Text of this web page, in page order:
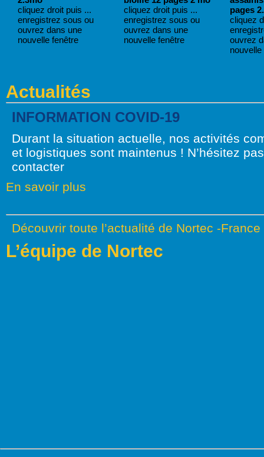
cliquez droit puis ...
enregistrez sous ou
ouvrez dans une
nouvelle fenêtre
cliquez droit puis ...
enregistrez sous ou
ouvrez dans une
nouvelle fenêtre
pages
cliquez
ouvrez
Actualités
INFORMATION COVID-19
Durant la situation actuelle, nos activités
et logistiques sont maintenus ! N’hésitez
contacter
En savoir plus
Découvrir toute l’actualité de Nortec -France
L’équipe de Nortec